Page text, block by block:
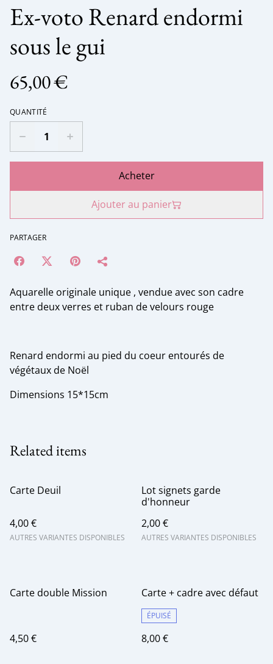
Ex-voto Renard endormi
sous le gui
65,00 €
QUANTITÉ
Acheter
Ajouter au panier
PARTAGER
Aquarelle originale unique , vendue avec son cadre
entre deux verres et ruban de velours rouge
Renard endormi au pied du coeur entourés de
végétaux de Noël
Dimensions 15*15cm
Related items
Carte Deuil
4,00 €
AUTRES VARIANTES DISPONIBLES
Lot signets garde
d'honneur
2,00 €
AUTRES VARIANTES DISPONIBLES
Carte double Mission
4,50 €
Carte + cadre avec défaut
ÉPUISÉ
8,00 €